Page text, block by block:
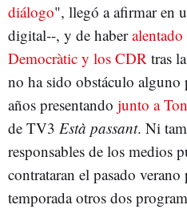
diálogo", llegó a afirmar en
digital--, y de haber
Democràtic y los CDR tras
no ha sido obstáculo
años presentando junto a
de TV3 Està passant. Ni
responsables de los medios
contrataran el pasado verano
temporada otros dos